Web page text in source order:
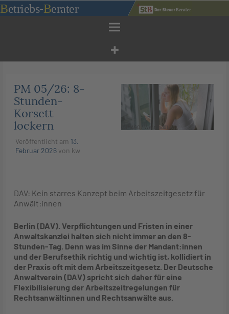
Zum
Inhalt
Betriebs-Berater
©IMAGO / Westend61
PM 05/26: 8-
Stunden-
Korsett
lockern
Veröffentlicht am 13.
Februar 2026von kw
DAV: Kein starres Konzept beim Arbeitszeitgesetz für
Anwält:innen
Berlin (DAV). Verpflichtungen und Fristen in einer
Anwaltskanzlei halten sich nicht immer an den 8-
Stunden-Tag. Denn was im Sinne der Mandant:innen
und der Berufsethik richtig und wichtig ist, kollidiert in
der Praxis oft mit dem Arbeitszeitgesetz. Der Deutsche
Anwaltverein (DAV) spricht sich daher für eine
Flexibilisierung der Arbeitszeitregelungen für
Rechtsanwältinnen und Rechtsanwälte aus.